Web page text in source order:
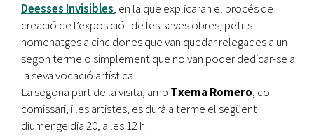
Deesses Invisibles, en la que explicaran el procés de
creació de l’exposició i de les seves obres, petits
homenatges a cinc dones que van quedar relegades a un
segon terme o simplement que no van poder dedicar-se a
la seva vocació artística.
La segona part de la visita, amb Txema Romero, co-
comissari, i les artistes, es durà a terme el següent
diumenge dia 20, a les 12 h.